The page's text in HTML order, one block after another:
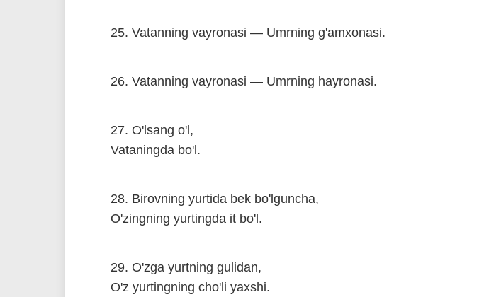
25. Vatanning vayronasi — Umrning g'amxonasi.
26. Vatanning vayronasi — Umrning hayronasi.
27. O'lsang o'l,
Vataningda bo'l.
28. Birovning yurtida bek bo'lguncha,
O'zingning yurtingda it bo'l.
29. O'zga yurtning gulidan,
O'z yurtingning cho'li yaxshi.